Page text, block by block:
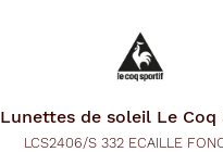
Lunettes de soleil Le
LCS2406/S 332 ECAILLE